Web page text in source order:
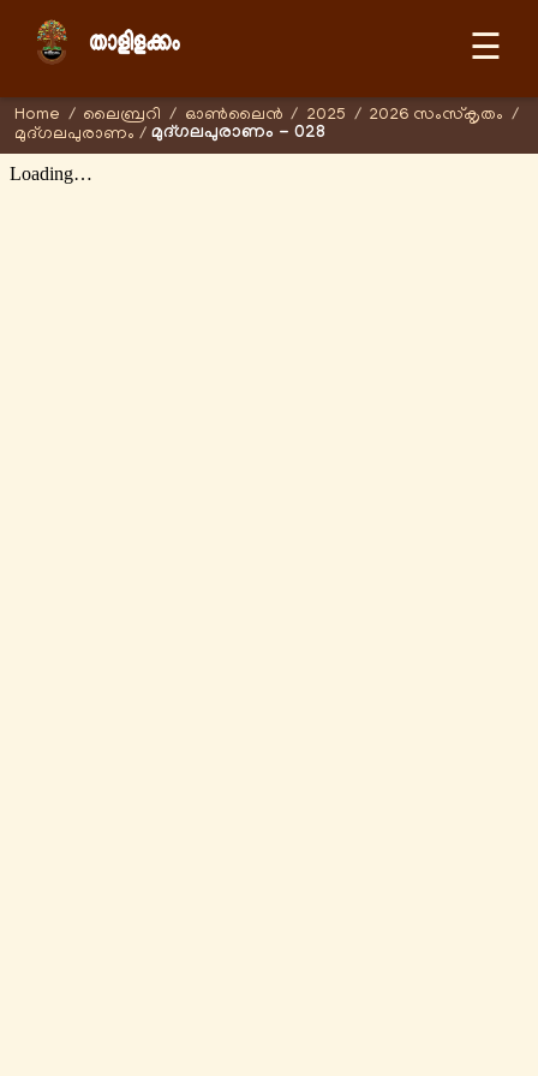
☰
Home / ലൈബ്രറി / ഓണ്‍ലൈന്‍ / 2025 / 2026 സംസ്കൃതം /
മുദ്ഗലപുരാണം / മുദ്ഗലപുരാണം - 028